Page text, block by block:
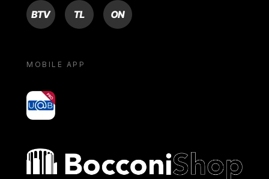
BTV TL ON
MOBILE APP
yoU@B
Bocconi shop